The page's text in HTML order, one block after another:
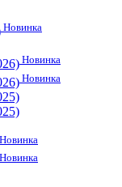
Новинка
Новинка
Новинка
Новинка
Новинка